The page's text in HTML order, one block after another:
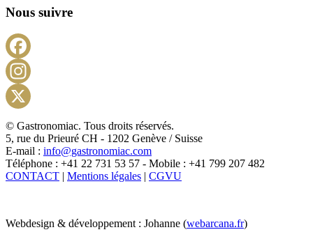
Nous suivre
X
© Gastronomiac. Tous droits réservés.
5, rue du Prieuré CH - 1202 Genève / Suisse
E-mail : info@gastronomiac.com
Téléphone : +41 22 731 53 57 - Mobile : +41 799 207 482
CONTACT | Mentions légales | CGVU
Webdesign & développement : Johanne (webarcana.fr)